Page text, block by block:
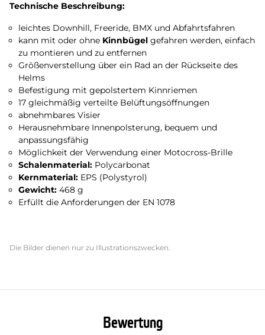
Technische Beschreibung:
leichtes Downhill, Freeride, BMX und Abfahrtsfahren
kann mit oder ohne Kinnbügel gefahren werden, einfach
zu montieren und zu entfernen
Größenverstellung über ein Rad an der Rückseite des
Helms
Befestigung mit gepolstertem Kinnriemen
17 gleichmäßig verteilte Belüftungsöffnungen
abnehmbares Visier
Herausnehmbare Innenpolsterung, bequem und
anpassungsfähig
Möglichkeit der Verwendung einer Motocross-Brille
Schalenmaterial: Polycarbonat
Kernmaterial: EPS (Polystyrol)
Gewicht: 468 g
Erfüllt die Anforderungen der EN 1078
Die Bilder dienen nur zu Illustrationszwecken.
Bewertung